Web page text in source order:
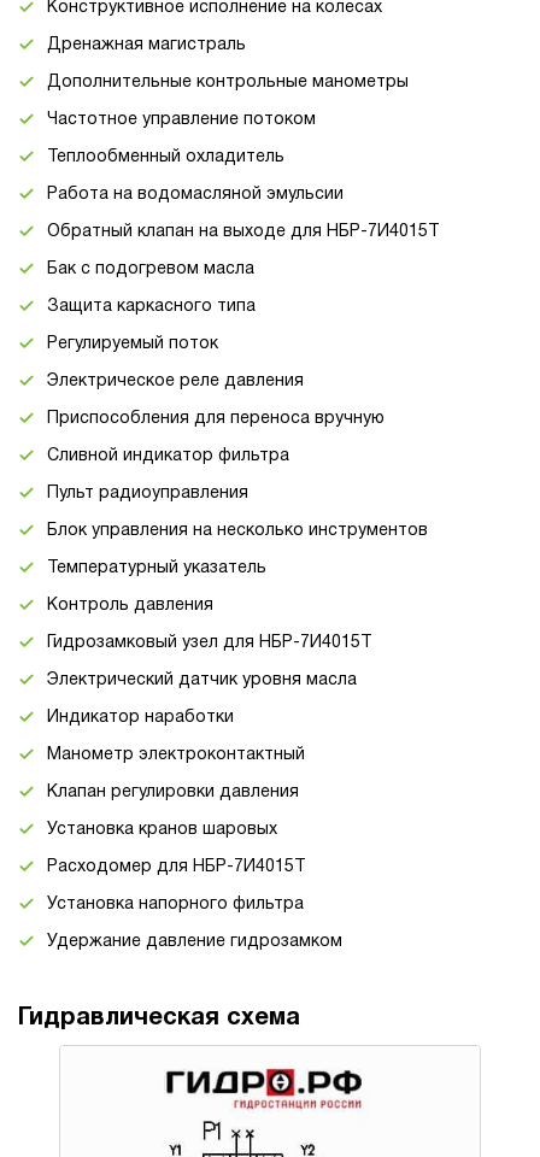
Конструктивное исполнение на колесах
Дренажная магистраль
Дополнительные контрольные манометры
Частотное управление потоком
Теплообменный охладитель
Работа на водомасляной эмульсии
Обратный клапан на выходе для НБР-7И4015Т
Бак с подогревом масла
Защита каркасного типа
Регулируемый поток
Электрическое реле давления
Приспособления для переноса вручную
Сливной индикатор фильтра
Пульт радиоуправления
Блок управления на несколько инструментов
Температурный указатель
Контроль давления
Гидрозамковый узел для НБР-7И4015Т
Электрический датчик уровня масла
Индикатор наработки
Манометр электроконтактный
Клапан регулировки давления
Установка кранов шаровых
Расходомер для НБР-7И4015Т
Установка напорного фильтра
Удержание давление гидрозамком
Гидравлическая схема